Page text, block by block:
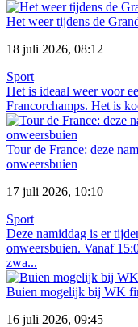
Het weer tijdens de
18 juli 2026, 08:12
Sport
Het is ideaal weer voor
Francorchamps. Het is
Tour de France: deze
onweersbuien
17 juli 2026, 10:10
Sport
Deze namiddag is er
onweersbuien. Vanaf
zwa...
Buien mogelijk bij WK
16 juli 2026, 09:45